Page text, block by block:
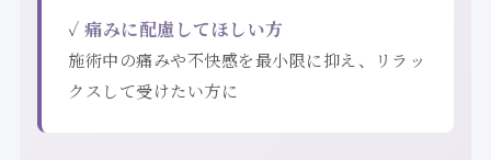
✓痛みに配慮してほしい方
施術中の痛みや不快感を最小限に抑え、リラッ
クスして受けたい方に